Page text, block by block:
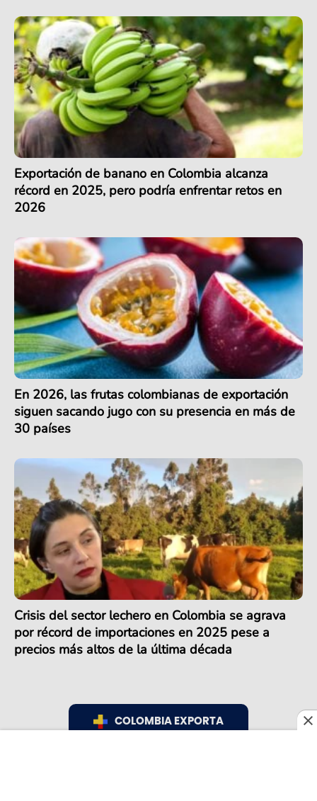
Exportación de banano en Colombia alcanza
récord en 2025, pero podría enfrentar retos en
2026
En 2026, las frutas colombianas de exportación
siguen sacando jugo con su presencia en más de
30 países
Crisis del sector lechero en Colombia se agrava
por récord de importaciones en 2025 pese a
precios más altos de la última década
COLOMBIA EXPORTA